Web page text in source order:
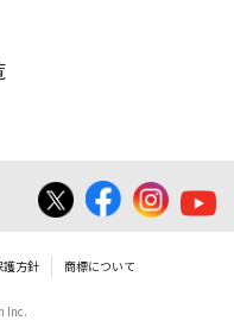
護方針 商標について
Inc.